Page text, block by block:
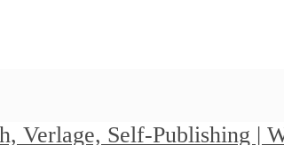
Verlage, Self-Publishing |